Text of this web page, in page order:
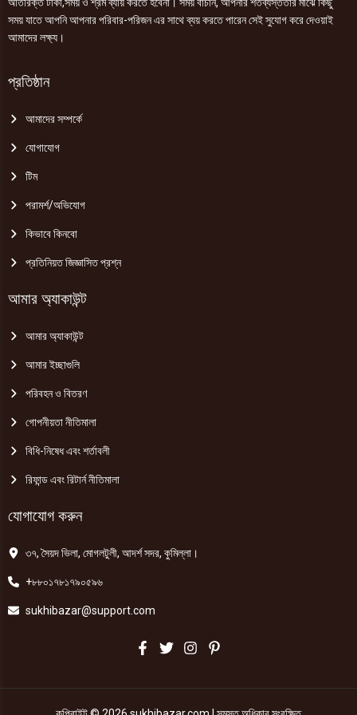
সময় যাতে আপনি আপনার পরিবার-পরিজন এর সাথে ব্যয় করতে পারেন সেই সুযোগ করে দেওয়াই
আমাদের লক্ষ্য।
প্রতিষ্ঠান
আমাদের সম্পর্কে
যোগাযোগ
টিম
পরামর্শ/অভিযোগ
কিভাবে কিনবো
প্রতিনিয়ত জিজ্ঞাসিত প্রশ্ন
আমার অ্যাকাউন্ট
আমার অ্যাকাউন্ট
আমার ইচ্ছাগুলি
পরিবহন ও বিতরণ
গোপনীয়তা নীতিমালা
বিধি-নিষেধ এবং শর্তাবলী
রিফান্ড এবং রিটার্ন নীতিমালা
যোগাযোগ করুন
৩৭, সৈয়দ ভিলা, মোগলটুলী, আদর্শ সদর, কুমিল্লা।
+৮৮০১৭৮১৭৯০৫৯৬
sukhibazar@support.com